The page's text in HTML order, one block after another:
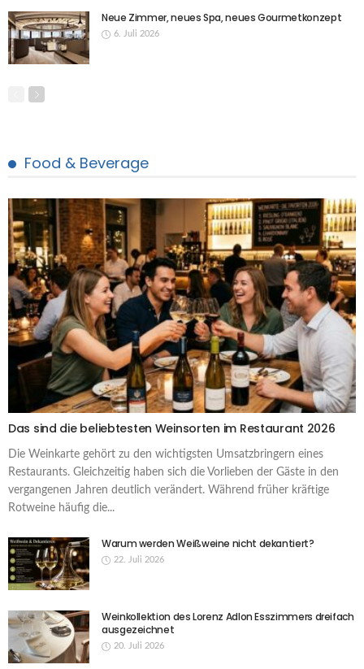
Neue Zimmer, neues Spa, neues Gourmetkonzept
6. Juli 2026
Food & Beverage
Das sind die beliebtesten Weinsorten im Restaurant 2026
Die Weinkarte gehört zu den wichtigsten Umsatzbringern eines
Restaurants. Gleichzeitig haben sich die Vorlieben der Gäste in den
vergangenen Jahren deutlich verändert. Während früher kräftige
Rotweine häufig die...
Warum werden Weißweine nicht dekantiert?
22. Juli 2026
Weinkollektion des Lorenz Adlon Esszimmers dreifach
ausgezeichnet
20. Juli 2026